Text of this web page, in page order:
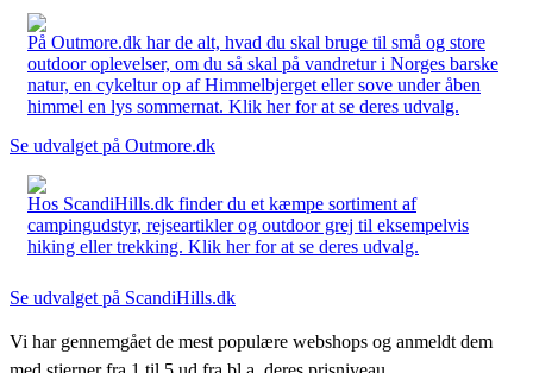
På Outmore.dk har de alt, hvad du skal bruge til små og store
outdoor oplevelser, om du så skal på vandretur i Norges barske
natur, en cykeltur op af Himmelbjerget eller sove under åben
himmel en lys sommernat. Klik her for at se deres udvalg.
Se udvalget på Outmore.dk
Hos ScandiHills.dk finder du et kæmpe sortiment af
campingudstyr, rejseartikler og outdoor grej til eksempelvis
hiking eller trekking. Klik her for at se deres udvalg.
Se udvalget på ScandiHills.dk
Vi har gennemgået de mest populære webshops og anmeldt dem